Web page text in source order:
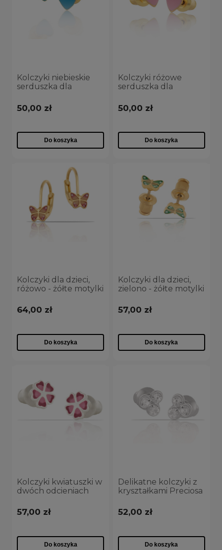
Kolczyki niebieskie
serduszka dla
(P14770AU-E211)
50,00 zł
Do koszyka
Kolczyki różowe
serduszka dla
(P14770AU-E371)
50,00 zł
Do koszyka
Kolczyki dla dzieci,
różowo - żółte motylki
64,00 zł
Do koszyka
Kolczyki dla dzieci,
zielono - żółte motylki
57,00 zł
Do koszyka
Kolczyki kwiatuszki w
dwóch odcieniach
(P15/KDS/10/4AG)
57,00 zł
Do koszyka
Delikatne kolczyki z
kryształkami Preciosa
(P7695AG)
52,00 zł
Do koszyka